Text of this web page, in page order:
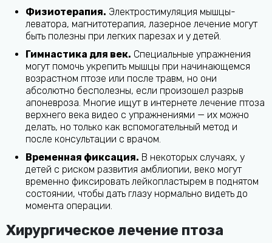
Физиотерапия. Электростимуляция мышцы-
леватора, магнитотерапия, лазерное лечение могут
быть полезны при легких парезах и у детей.
Гимнастика для век. Специальные упражнения
могут помочь укрепить мышцы при начинающемся
возрастном птозе или после травм, но они
абсолютно бесполезны, если произошел разрыв
апоневроза. Многие ищут в интернете лечение птоза
верхнего века видео с упражнениями — их можно
делать, но только как вспомогательный метод и
после консультации с врачом.
Временная фиксация. В некоторых случаях, у
детей с риском развития амблиопии, веко могут
временно фиксировать лейкопластырем в поднятом
состоянии, чтобы дать глазу нормально видеть до
момента операции.
Хирургическое лечение птоза